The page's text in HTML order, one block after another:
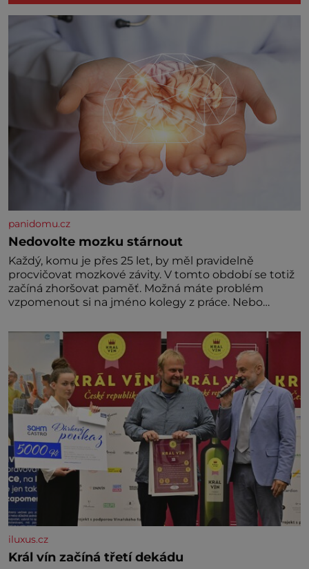
panidomu.cz
Nedovolte mozku stárnout
Každý, komu je přes 25 let, by měl pravidelně
procvičovat mozkové závity. V tomto období se totiž
začíná zhoršovat paměť. Možná máte problém
vzpomenout si na jméno kolegy z práce. Nebo
nedávno přečetli. Je to opravdu tak, s věkem jako
kdyby se paměť rozhodla stávkovat. Cvičte
iluxus.cz
Král vín začíná třetí dekádu